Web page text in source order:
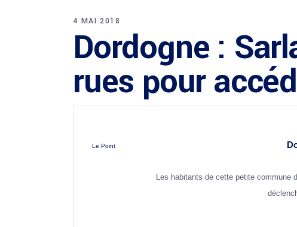
4 MAI 2018
Dordogne :
rues pour
Le Point
Les habitants de cette petite commune